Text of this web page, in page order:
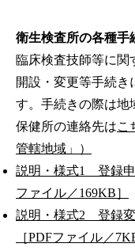
衛生検査所の各種手
臨床検査技師等に関
開設・変更等手続き
す。手続きの際は地
保健所の連絡先はこ
管轄地域」）
説明・様式1 登録申
ファイル／169KB］
説明・様式2 登録変
［PDFファイル／